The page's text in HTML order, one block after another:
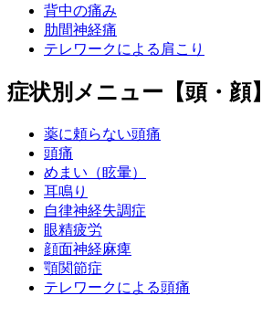
背中の痛み
肋間神経痛
テレワークによる肩こり
症状別メニュー【頭・顔】
薬に頼らない頭痛
頭痛
めまい（眩暈）
耳鳴り
自律神経失調症
眼精疲労
顔面神経麻痺
顎関節症
テレワークによる頭痛